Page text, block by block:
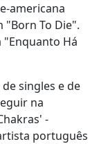
americana
"Born To Die".
"Enquanto Há
singles e de
na
-
português